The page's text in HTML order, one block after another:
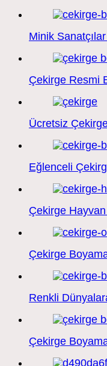
Minik
Çekirge Resmi
Ücretsiz
Eğlenceli
Çekirge
Çekirge
Renkli
Çekirge